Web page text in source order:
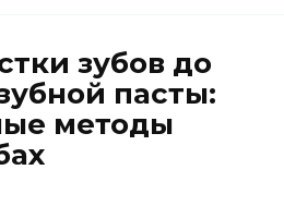
зубов до
пасты:
методы